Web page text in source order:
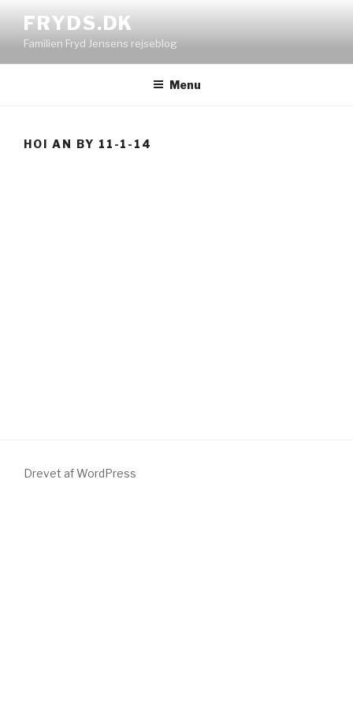
indhold
FRYDS.DK
Familien Fryd Jensens rejseblog
Menu
HOI AN BY 11-1-14
Drevet af WordPress